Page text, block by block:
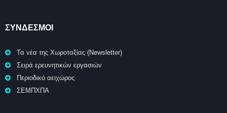
ΣΥΝΔΕΣΜΟΙ
Τα νέα της Χωροταξίας (Newsletter)
Σειρά ερευνητικών εργασιών
Περιοδικό αειχώρος
ΣΕΜΠΧΠΑ